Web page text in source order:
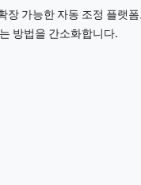
장 가능한 자동 조정 플랫
방법을 간소화합니다.